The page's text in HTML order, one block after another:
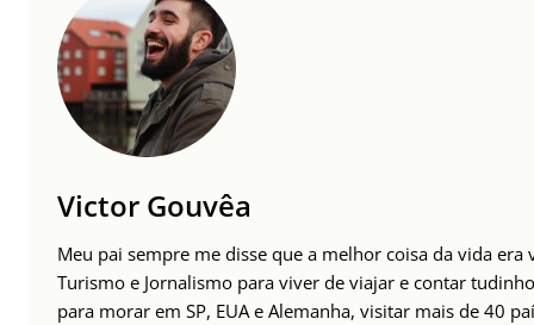
Victor Gouvêa
Meu pai sempre me disse que a melhor coisa da vida
Turismo e Jornalismo para viver de viajar e contar
para morar em SP, EUA e Alemanha, visitar mais de 40